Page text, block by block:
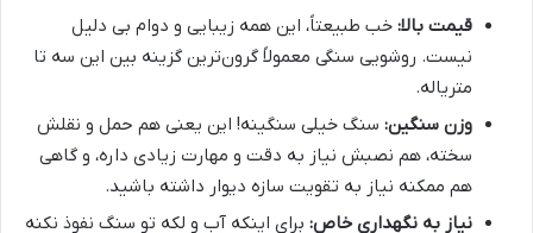
قیمت بالا: خب طبیعتاً، این همه زیبایی و دوام بی دلیل
نیست. روشویی سنگی معمولاً گرون‌ترین گزینه بین این سه تا
متریاله.
وزن سنگین: سنگ خیلی سنگینه! این یعنی هم حمل و نقلش
سخته، هم نصبش نیاز به دقت و مهارت زیادی داره، و گاهی
هم ممکنه نیاز به تقویت سازه دیوار داشته باشید.
نیاز به نگهداری خاص: برای اینکه آب و لکه تو سنگ نفوذ نکنه